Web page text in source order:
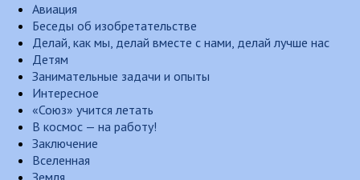
Авиация
Беседы об изобретательстве
Делай, как мы, делай вместе с нами, делай лучше нас
Детям
Занимательные задачи и опыты
Интересное
«Союз» учится летать
В космос — на работу!
Заключение
Вселенная
Земля